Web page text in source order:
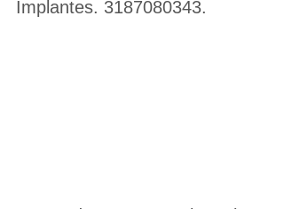
Implantes. 3187080343.